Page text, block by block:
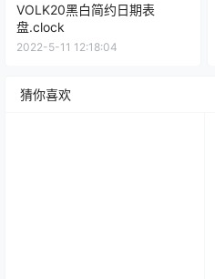
VOLK20黑白简约日期表
盘.clock
2022-5-11 12:18:04
猜你喜欢